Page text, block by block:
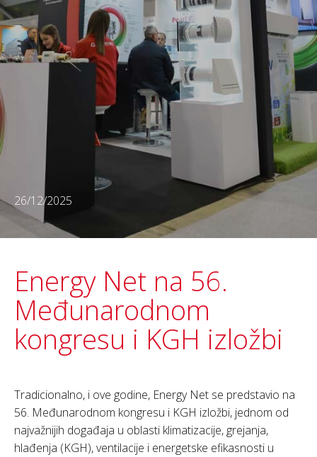
26/12/2025
Energy Net na 56.
Međunarodnom
kongresu i KGH izložbi
Tradicionalno, i ove godine, Energy Net se predstavio na
56. Međunarodnom kongresu i KGH izložbi, jednom od
najvažnijih događaja u oblasti klimatizacije, grejanja,
hlađenja (KGH), ventilacije i energetske efikasnosti u